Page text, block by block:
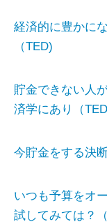
経済的に豊かに
（TED)
貯金できない人
済学にあり（
今貯金をする決
いつも予算をオ
試してみては？（